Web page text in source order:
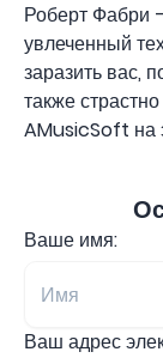
Роберт Фабри
увлеченный
заразить вас,
также
AMusicSoft на
Ваше имя:
Ваш адрес